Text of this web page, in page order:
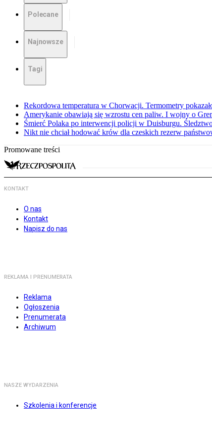
Polecane
Najnowsze
Tagi
Rekordowa temperatura w Chorwacji. Termometry
Amerykanie obawiają się wzrostu cen paliw. I wojny o
Śmierć Polaka po interwencji policji w Duisburgu.
Nikt nie chciał hodować krów dla czeskich rezerw
Promowane treści
KONTAKT
O nas
Kontakt
Napisz do nas
REKLAMA I PRENUMERATA
Reklama
Ogłoszenia
Prenumerata
Archiwum
NASZE WYDARZENIA
Szkolenia i konferencje